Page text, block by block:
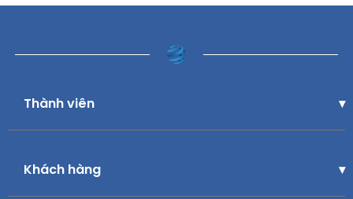
Thành viên
Khách hàng